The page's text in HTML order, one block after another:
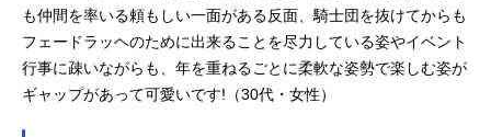
も仲間を率いる頼もしい一面がある反面、騎士団を抜けてからも
フェードラッヘのために出来ることを尽力している姿やイベント
行事に疎いながらも、年を重ねるごとに柔軟な姿勢で楽しむ姿が
ギャップがあって可愛いです!（30代・女性）